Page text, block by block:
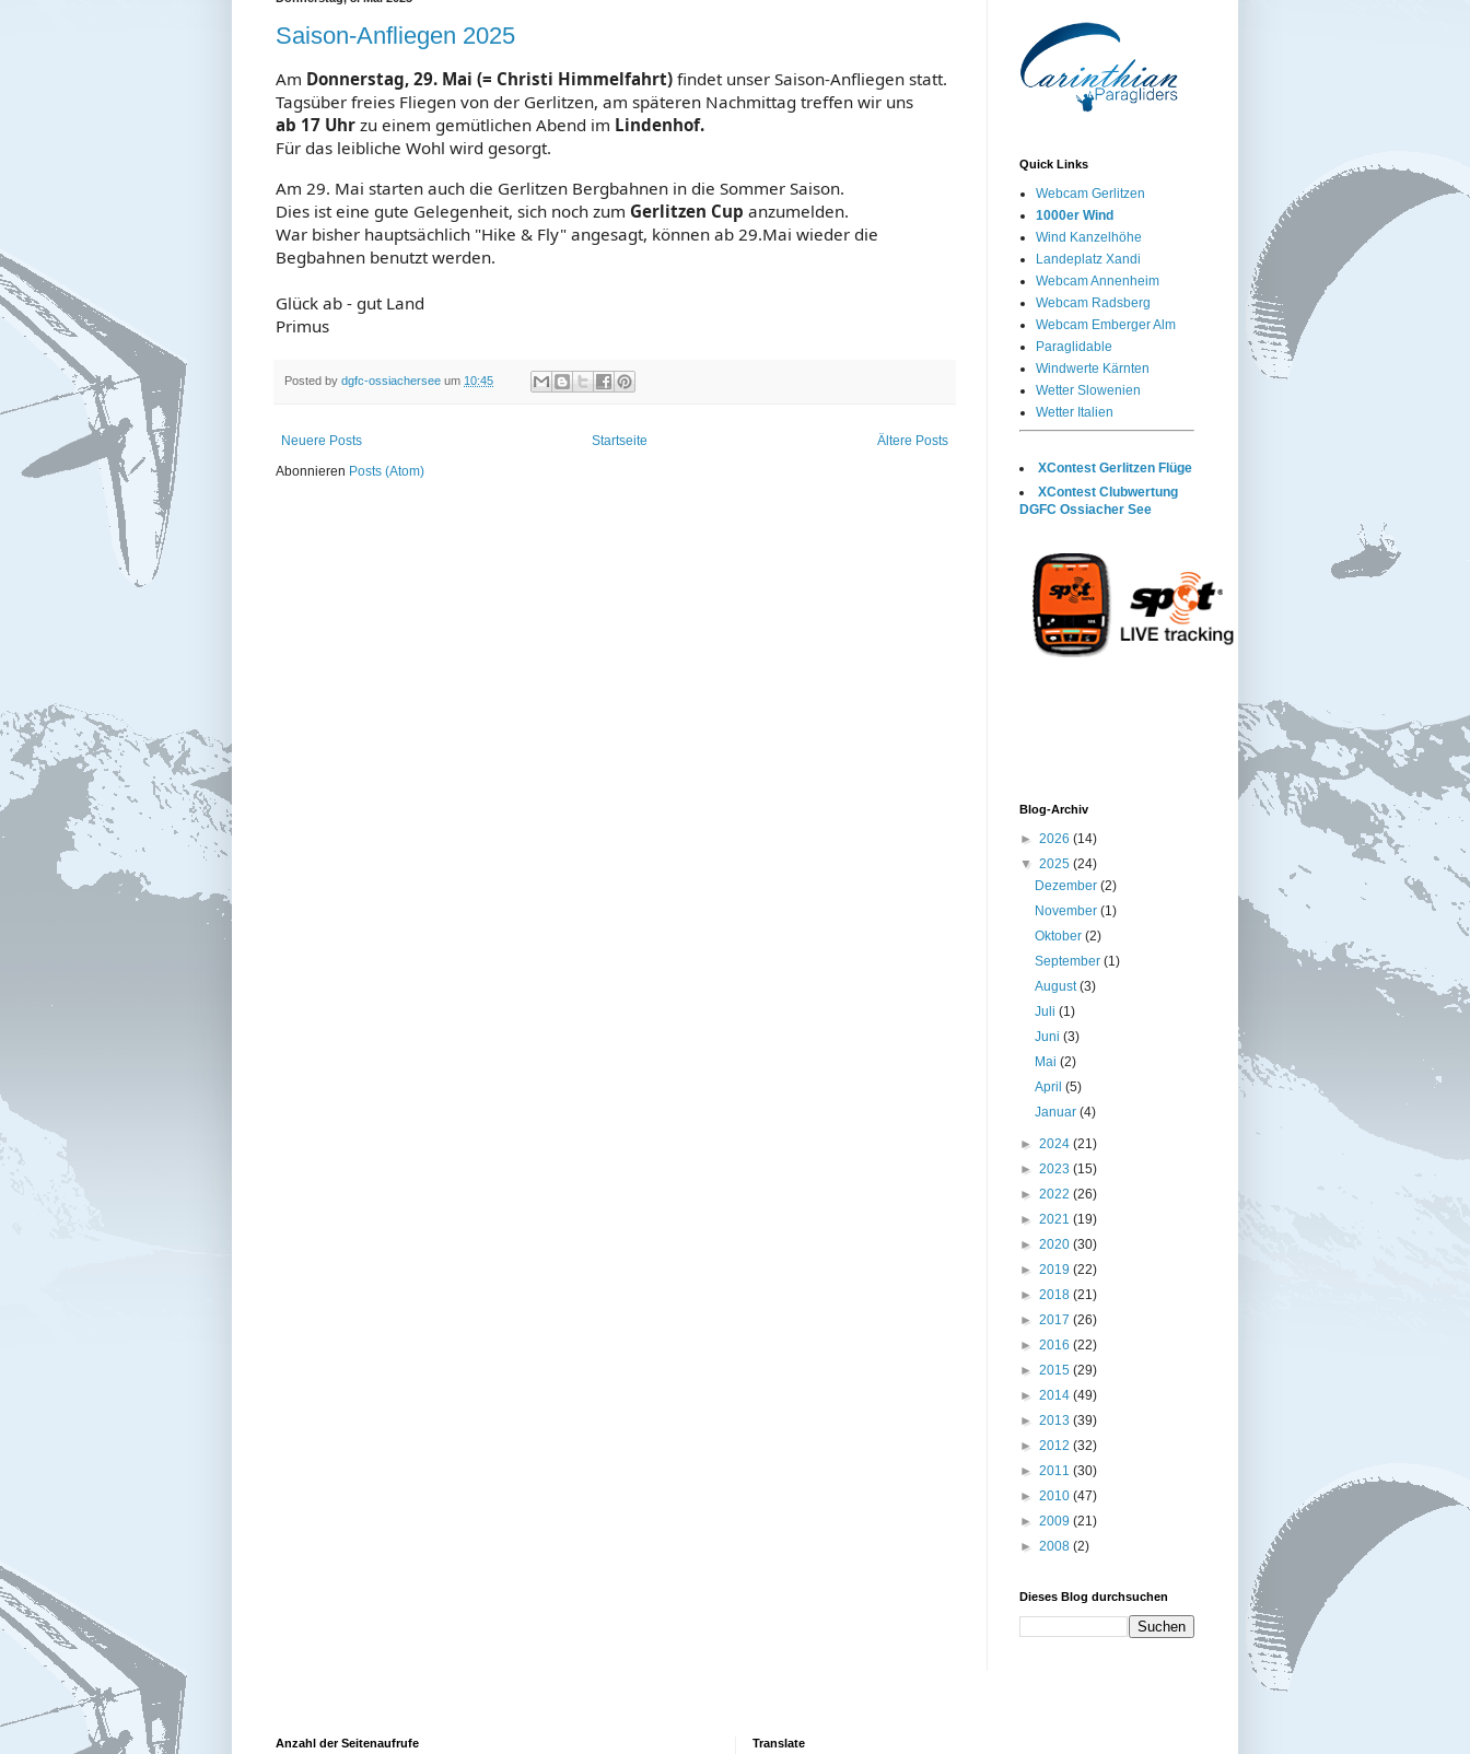
Saison-Anfliegen 2025
Am Donnerstag, 29. Mai (= Christi Himmelfahrt) findet unser Saison-Anfliegen statt.
Tagsüber freies Fliegen von der Gerlitzen, am späteren Nachmittag treffen wir uns
ab 17 Uhr zu einem gemütlichen Abend im Lindenhof.
Für das leibliche Wohl wird gesorgt.
Am 29. Mai starten auch die Gerlitzen Bergbahnen in die Sommer Saison.
Dies ist eine gute Gelegenheit, sich noch zum Gerlitzen Cup anzumelden.
War bisher hauptsächlich "Hike & Fly" angesagt, können ab 29.Mai wieder die
Begbahnen benutzt werden.
Glück ab - gut Land
Primus
Posted by dgfc-ossiachersee um 10:45
Neuere Posts Ältere Posts
Startseite
Abonnieren Posts (Atom)
Quick Links
Webcam Gerlitzen
1000er Wind
Wind Kanzelhöhe
Landeplatz Xandi
Webcam Annenheim
Webcam Radsberg
Webcam Emberger Alm
Paraglidable
Windwerte Kärnten
Wetter Slowenien
Wetter Italien
XContest Gerlitzen Flüge
XContest Clubwertung
DGFC Ossiacher See
Blog-Archiv
► 2026 (14)
▼ 2025 (24)
Dezember(2)
November(1)
Oktober(2)
September(1)
August(3)
Juli(1)
Juni(3)
Mai(2)
April(5)
Januar(4)
► 2024 (21)
► 2023 (15)
► 2022 (26)
► 2021 (19)
► 2020 (30)
► 2019 (22)
► 2018 (21)
► 2017 (26)
► 2016 (22)
► 2015 (29)
► 2014 (49)
► 2013 (39)
► 2012 (32)
► 2011 (30)
► 2010 (47)
► 2009 (21)
► 2008 (2)
Dieses Blog durchsuchen
Anzahl der Seitenaufrufe Translate